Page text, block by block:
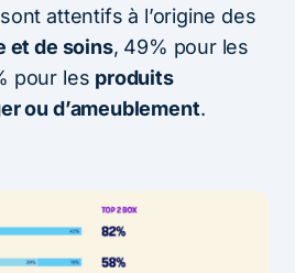
attentifs à l’origine des
et de soins, 49% pour les
pour les produits
ou d’ameublement.